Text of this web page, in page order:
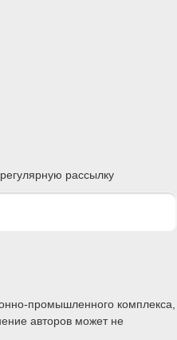
рассылку
промышленного комплекса,
авторов может не